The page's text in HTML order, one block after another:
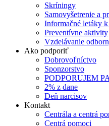
Skríningy
Samovyšetrenie a
Informačné letáky
Preventívne aktivity
Vzdelávanie
Ako podporiť
Dobrovoľníctvo
Sponzorstvo
PODPORUJEM
2% z dane
Deň narcisov
Kontakt
Centrála a centrá
Centrá pomoci